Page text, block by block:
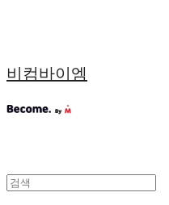
비컴바이엠